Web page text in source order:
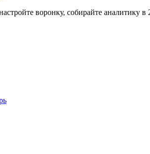
воронку, собирайте аналитику в